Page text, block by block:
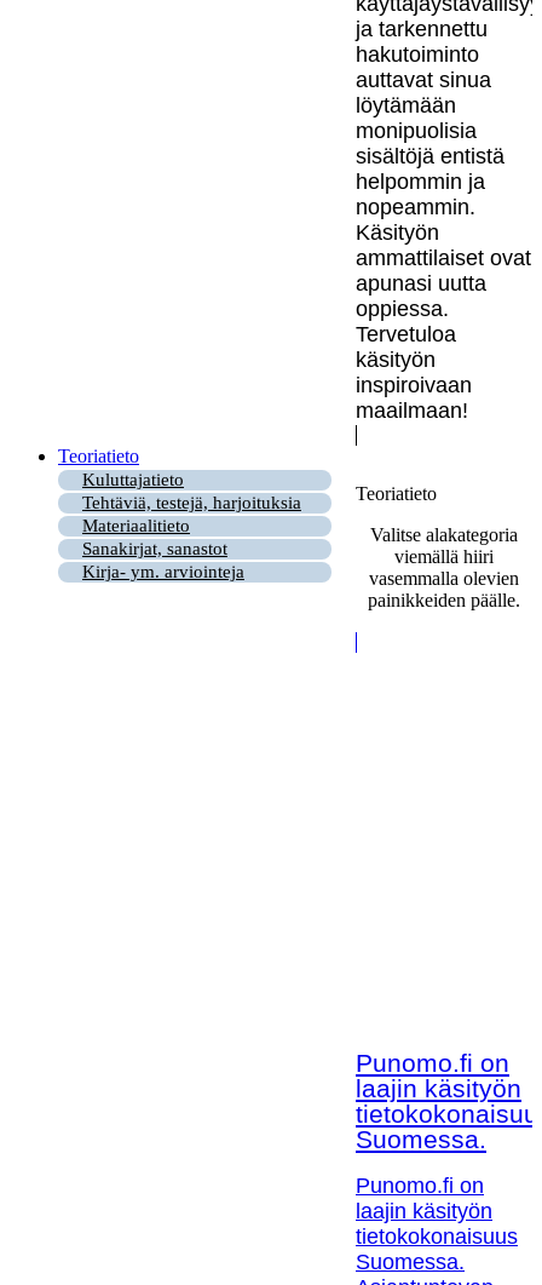
ja tarkennettu
hakutoiminto
auttavat sinua
löytämään
monipuolisia
sisältöjä entistä
helpommin ja
nopeammin.
Käsityön
ammattilaiset ovat
apunasi uutta
oppiessa.
Tervetuloa
käsityön
inspiroivaan
maailmaan!
Teoriatieto
Kuluttajatieto
Tehtäviä, testejä, harjoituksia
Materiaalitieto
Sanakirjat, sanastot
Kirja- ym. arviointeja
Teoriatieto
Valitse alakategoria
viemällä hiiri
vasemmalla olevien
painikkeiden päälle.
Punomo.fi on
laajin käsityön
Suomessa.
Punomo.fi on
laajin käsityön
tietokokonaisuus
Suomessa.